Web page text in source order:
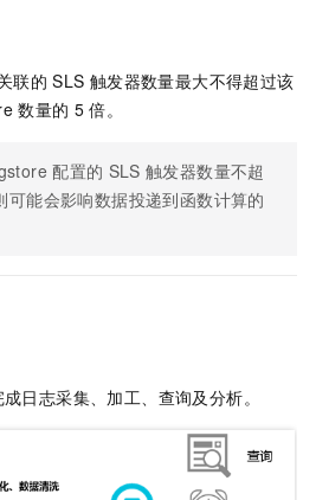
联的 SLS 触发器数量最大不得超过该
数量的 5 倍。
配置的 SLS 触发器数量不超
可能会影响数据投递到函数计算的
日志采集、加工、查询及分析。